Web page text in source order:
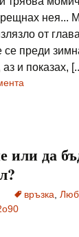
нея...
от
преди
и показах,
или да
връзка